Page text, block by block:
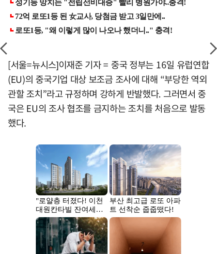
[서울=뉴시스]이재준 기자 = 중국 정부는 16일 유럽연합
(EU)의 중국기업 대상 보조금 조사에 대해 “부당한 역외
관할 조치”라고 규정하며 강하게 반발했다. 그러면서 중
국은 EU의 조사 협조를 금지하는 조치를 처음으로 발동
했다.